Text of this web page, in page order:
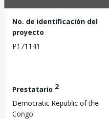
No. de identificación del
proyecto
P171141
Prestatario 2
Democratic Republic of the
Congo